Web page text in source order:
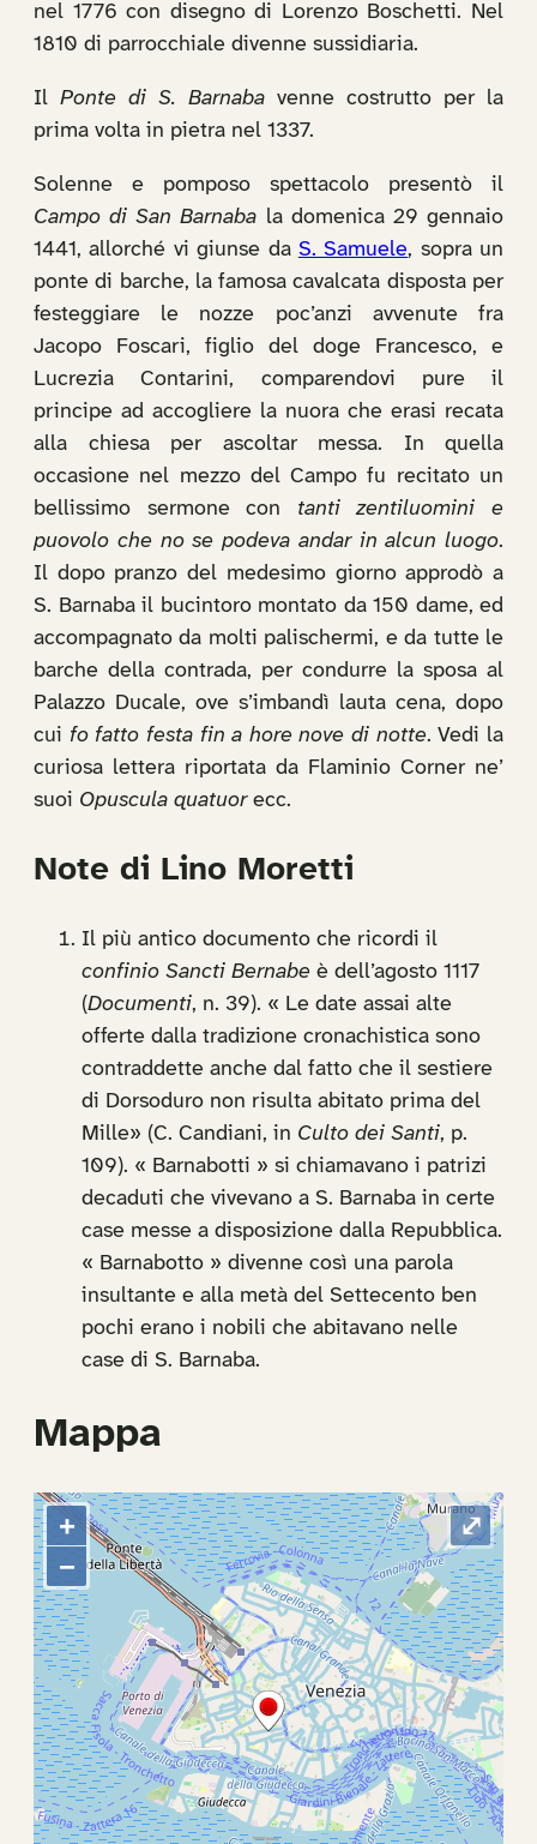
nel 1776 con disegno di Lorenzo Boschetti. Nel
1810 di parrocchiale divenne sussidiaria.
Il Ponte di S. Barnaba venne costrutto per la
prima volta in pietra nel 1337.
Solenne e pomposo spettacolo presentò il
Campo di San Barnaba la domenica 29 gennaio
1441, allorché vi giunse da S. Samuele, sopra un
ponte di barche, la famosa cavalcata disposta per
festeggiare le nozze poc’anzi avvenute fra
Jacopo Foscari, figlio del doge Francesco, e
Lucrezia Contarini, comparendovi pure il
principe ad accogliere la nuora che erasi recata
alla chiesa per ascoltar messa. In quella
occasione nel mezzo del Campo fu recitato un
bellissimo sermone con tanti zentiluomini e
puovolo che no se podeva andar in alcun luogo.
Il dopo pranzo del medesimo giorno approdò a
S. Barnaba il bucintoro montato da 150 dame, ed
accompagnato da molti palischermi, e da tutte le
barche della contrada, per condurre la sposa al
Palazzo Ducale, ove s’imbandì lauta cena, dopo
cui fo fatto festa fin a hore nove di notte. Vedi la
curiosa lettera riportata da Flaminio Corner ne’
suoi Opuscula quatuorecc.
Note di Lino Moretti
Il più antico documento che ricordi il
confinio Sancti Bernabe è dell’agosto 1117
(Documenti, n. 39). « Le date assai alte
offerte dalla tradizione cronachistica sono
contraddette anche dal fatto che il sestiere
di Dorsoduro non risulta abitato prima del
Mille» (C. Candiani, in Culto dei Santi, p.
109). « Barnabotti » si chiamavano i patrizi
decaduti che vivevano a S. Barnaba in certe
case messe a disposizione dalla Repubblica.
« Barnabotto » divenne così una parola
insultante e alla metà del Settecento ben
pochi erano i nobili che abitavano nelle
case di S. Barnaba.
Mappa